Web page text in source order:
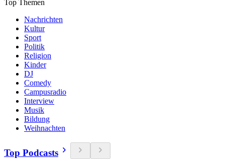
Top Themen
Nachrichten
Kultur
Sport
Politik
Religion
Kinder
DJ
Comedy
Campusradio
Interview
Musik
Bildung
Weihnachten
Top Podcasts